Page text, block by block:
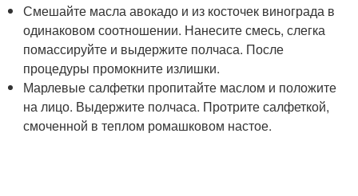
Смешайте масла авокадо и из косточек винограда в
одинаковом соотношении. Нанесите смесь, слегка
помассируйте и выдержите полчаса. После
процедуры промокните излишки.
Марлевые салфетки пропитайте маслом и положите
на лицо. Выдержите полчаса. Протрите салфеткой,
смоченной в теплом ромашковом настое.